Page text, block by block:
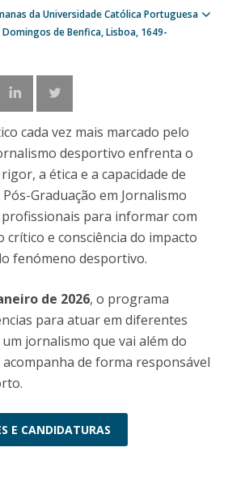
da Universidade Católica Portuguesa
Domingos de Benfica, Lisboa 1649-
cada vez mais marcado pelo
desportivo enfrenta o
a ética e a capacidade de
Graduação em Jornalismo
para informar com
e consciência do impacto
fenómeno desportivo.
de 2026, o programa
para atuar em diferentes
jornalismo que vai além do
de forma responsável
E CANDIDATURAS